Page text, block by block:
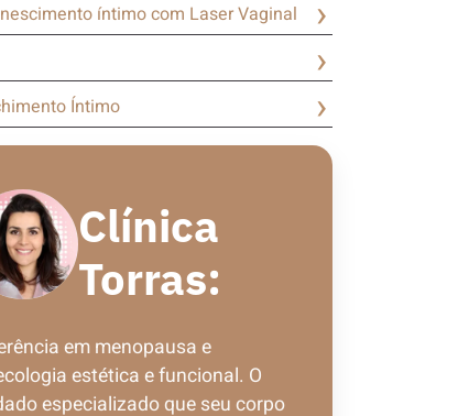
íntimo com Laser Vaginal
Íntimo
Clínica
Torras:
em menopausa e
estética e funcional. O
especializado que seu corpo